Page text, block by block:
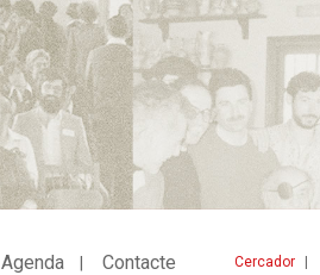
Cercador
Agenda Contacte